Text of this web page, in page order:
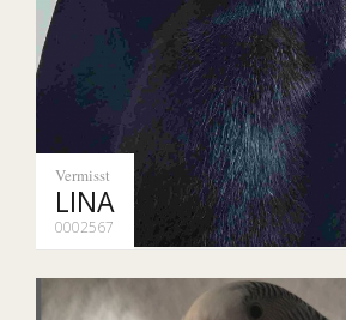
Vermisst
LINA
0002567